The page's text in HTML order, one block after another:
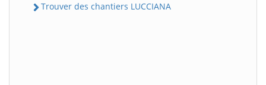
Trouver des chantiers LUCCIANA